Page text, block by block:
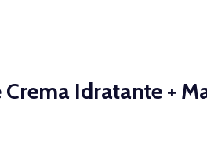
Idratante +